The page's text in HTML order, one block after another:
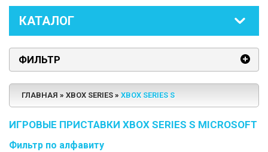
КАТАЛОГ
ФИЛЬТР
ГЛАВНАЯ XBOX SERIES XBOX SERIES S
ИГРОВЫЕ ПРИСТАВКИ XBOX SERIES S MICROSOFT
Фильтр по алфавиту